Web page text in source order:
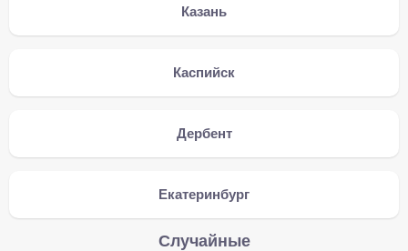
Казань
Каспийск
Дербент
Екатеринбург
Случайные